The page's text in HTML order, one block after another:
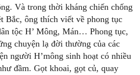
Và trong thời kháng chiến chống
Bắc, ông thích viết về phong tục
tộc H’ Mông, Mán… Phong tục,
chuyện lạ đời thường của các
người H’mông sinh hoạt có nhiều
đầm. Gọt khoai, gọt củ, quay